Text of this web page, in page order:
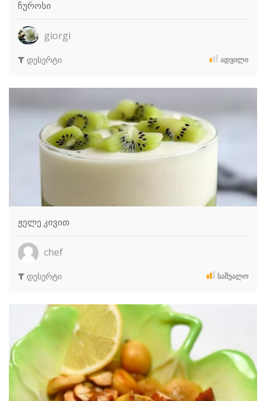
ჩუროსი
giorgi
დესერტი ᲐᲓᲕᲘᲚᲘ
ჟელე კივით
chef
დესერტი ᲡᲐᲨᲣᲐᲚᲝ